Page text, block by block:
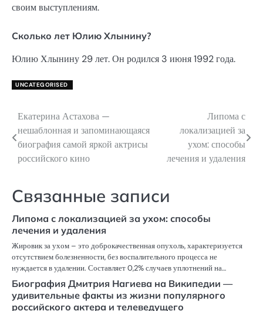
своим выступлениям.
Сколько лет Юлию Хлынину?
Юлию Хлынину 29 лет. Он родился 3 июня 1992 года.
UNCATEGORISED
Навигация
по
записям
Екатерина Астахова —
нешаблонная и запоминающаяся
биография самой яркой актрисы
российского кино
Липома с
локализацией за
ухом: способы
лечения и удаления
Связанные записи
Липома с локализацией за ухом: способы
лечения и удаления
Жировик за ухом – это доброкачественная опухоль, характеризуется
отсутствием болезненности, без воспалительного процесса не
нуждается в удалении. Составляет 0,2% случаев уплотнений на…
Биография Дмитрия Нагиева на Википедии —
удивительные факты из жизни популярного
российского актера и телеведущего